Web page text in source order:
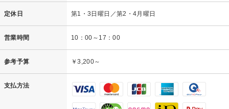
定休日 第1・3日曜日／第2・4月曜日
営業時間 10：00～17：00
参考予算 ￥3,200～
支払方法